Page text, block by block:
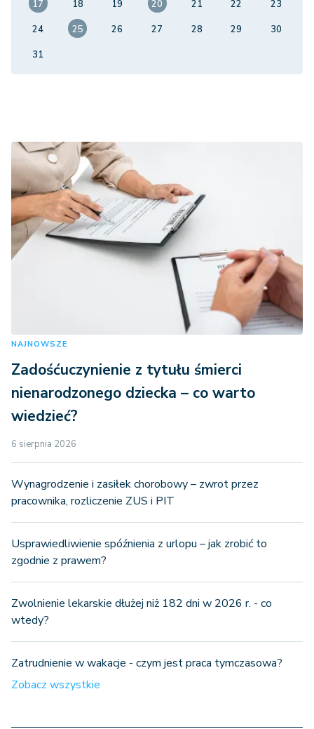
17 18 19 20 21 22
23
24
25 26 27 28 29
30
31
NAJNOWSZE
Zadośćuczynienie z tytułu śmierci
nienarodzonego dziecka – co warto
wiedzieć?
6 sierpnia 2026
Wynagrodzenie i zasiłek chorobowy – zwrot przez
pracownika, rozliczenie ZUS i PIT
Usprawiedliwienie spóźnienia z urlopu – jak zrobić to
zgodnie z prawem?
Zwolnienie lekarskie dłużej niż 182 dni w 2026 r. - co
wtedy?
Zatrudnienie w wakacje - czym jest praca tymczasowa?
Zobacz wszystkie